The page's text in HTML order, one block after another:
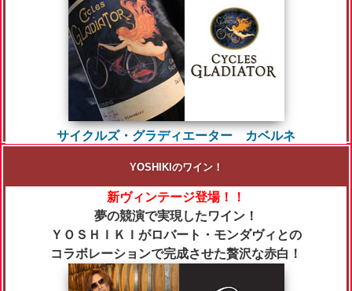
サイクルズ・グラディエーター カベルネ
YOSHIKIのワイン！
新ヴィンテージ登場！！
夢の競演で実現したワイン！
ＹＯＳＨＩＫＩがロバート・モンダヴィとの
コラボレーションで完成させた贅沢な赤白！